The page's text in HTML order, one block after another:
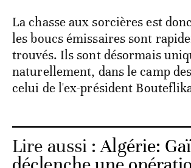
La chasse aux sorcières est
les boucs émissaires sont
trouvés. Ils sont désormais
naturellement, dans le camp
celui de l'ex-président
Lire aussi :Algérie: